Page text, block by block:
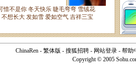
ChinaRen - 繁体版 - 搜狐招聘 - 网站登录 - 帮助
Copyright © 2005